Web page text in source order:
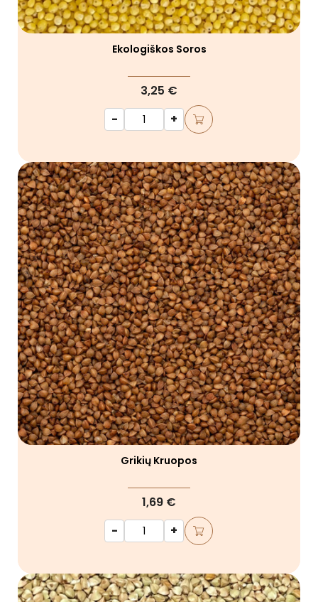
Ekologiškos Soros
3,25 €
-
+
Grikių Kruopos
1,69 €
-
+